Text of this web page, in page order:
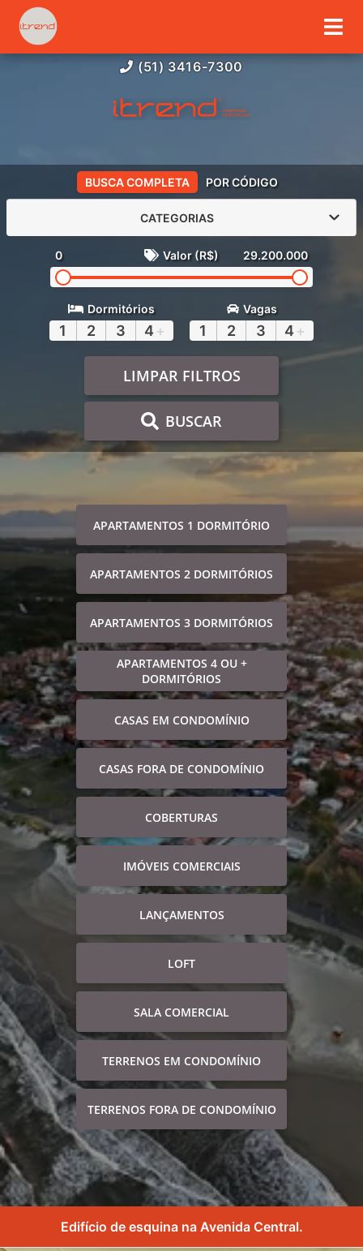
(51) 3416-7300
BUSCA COMPLETA POR CÓDIGO
CATEGORIAS
0 Valor (R$) 29.200.000
Dormitórios
1 2 3 4 +
Vagas
1 2 3 4 +
LIMPAR FILTROS
BUSCAR
APARTAMENTOS 1 DORMITÓRIO
APARTAMENTOS 2 DORMITÓRIOS
APARTAMENTOS 3 DORMITÓRIOS
APARTAMENTOS 4 OU +
DORMITÓRIOS
CASAS EM CONDOMÍNIO
CASAS FORA DE CONDOMÍNIO
COBERTURAS
IMÓVEIS COMERCIAIS
LANÇAMENTOS
LOFT
SALA COMERCIAL
TERRENOS EM CONDOMÍNIO
TERRENOS FORA DE CONDOMÍNIO
Edifício de esquina na Avenida Central.